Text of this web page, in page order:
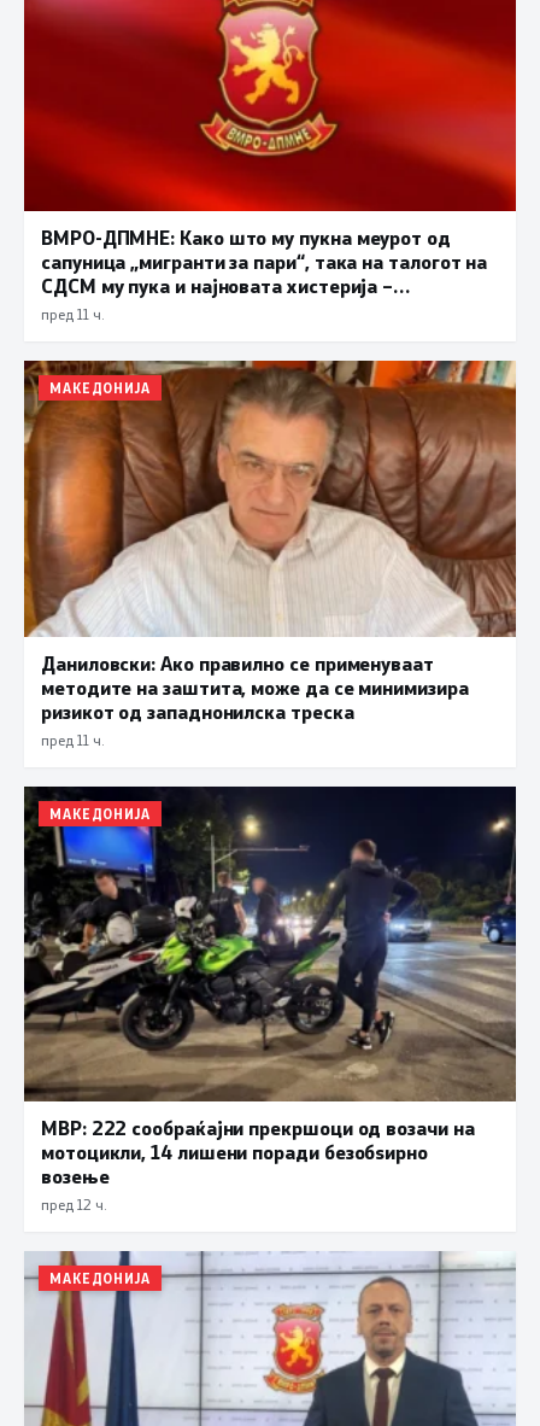
ВМРО-ДПМНЕ: Како што му пукна меурот од
сапуница „мигранти за пари“, така на талогот на
СДСМ му пука и најновата хистерија –
прифаќање на француски предлог
пред 11 ч.
МАКЕДОНИЈА
Даниловски: Ако правилно се применуваат
методите на заштита, може да се минимизира
ризикот од западнонилска треска
пред 11 ч.
МАКЕДОНИЈА
МВР: 222 сообраќајни прекршоци од возачи на
мотоцикли, 14 лишени поради безобѕирно
возење
пред 12 ч.
МАКЕДОНИЈА